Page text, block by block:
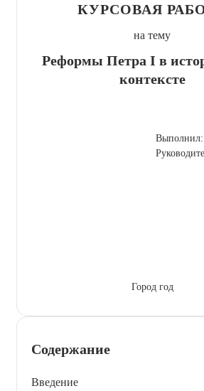
КУРСОВАЯ
на тему
Реформы Петра I в
контексте
Город год
Содержание
Введение